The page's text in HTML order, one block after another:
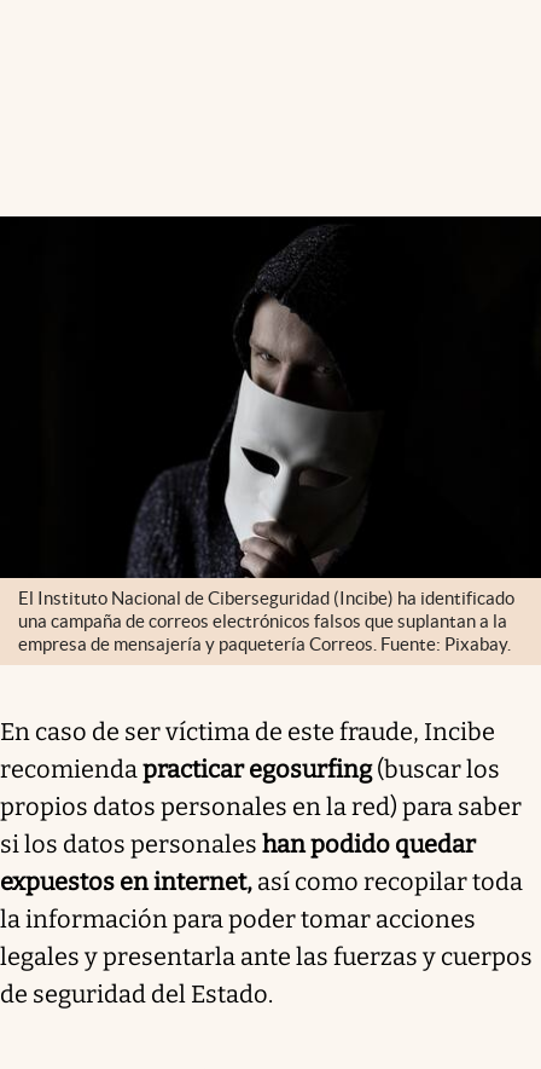
El Instituto Nacional de Ciberseguridad (Incibe) ha identificado
una campaña de correos electrónicos falsos que suplantan a la
empresa de mensajería y paquetería Correos. Fuente: Pixabay.
En caso de ser víctima de este fraude, Incibe
recomienda practicar egosurfing(buscar los
propios datos personales en la red) para saber
si los datos personales han podido quedar
expuestos en internet, así como recopilar toda
la información para poder tomar acciones
legales y presentarla ante las fuerzas y cuerpos
de seguridad del Estado.